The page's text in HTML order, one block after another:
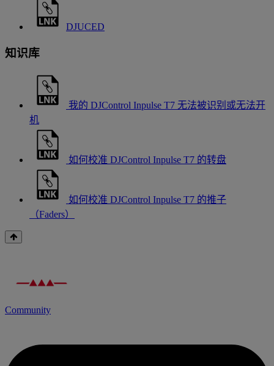
DJUCED
知识库
我的 DJControl Inpulse T7 无法被识别或无法开
机
如何校准 DJControl Inpulse T7 的转盘
如何校准 DJControl Inpulse T7 的推子
（Faders）
Community